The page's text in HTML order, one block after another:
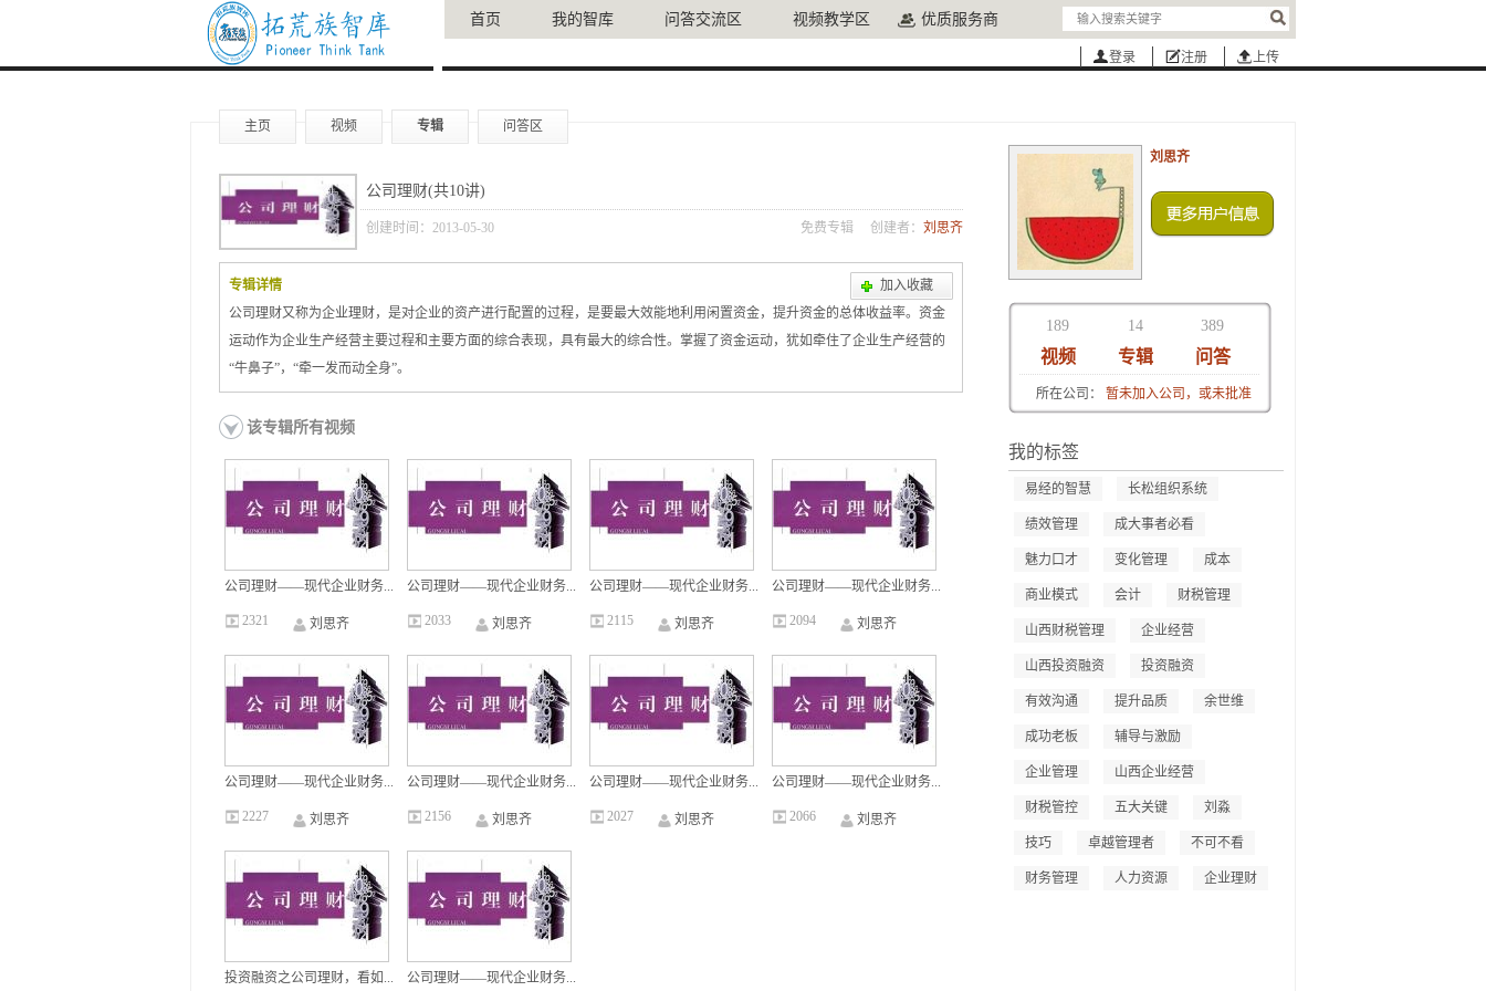
首页 我的智库 问答交流区 视频教学区 优质服务商
上传
注册
登录
主页 视频 专辑 问答区
公司理财(共10讲)
创建时间：2013-05-30 创建者： 刘思齐
免费专辑
加入收藏
专辑详情
公司理财又称为企业理财，是对企业的资产进行配置的过程，是要最大效能地利用闲置资金，提升资金的总体收益率。资金
运动作为企业生产经营主要过程和主要方面的综合表现，具有最大的综合性。掌握了资金运动，犹如牵住了企业生产经营的
“牛鼻子”，“牵一发而动全身”。
该专辑所有视频
公司理财——现代企业财务...
2321 刘思齐
公司理财——现代企业财务...
2033 刘思齐
公司理财——现代企业财务...
2115 刘思齐
公司理财——现代企业财务...
2094 刘思齐
公司理财——现代企业财务...
2227 刘思齐
公司理财——现代企业财务...
2156 刘思齐
公司理财——现代企业财务...
2027 刘思齐
公司理财——现代企业财务...
2066 刘思齐
投资融资之公司理财，看如... 公司理财——现代企业财务...
刘思齐
189
视频
14
专辑
389
问答
所在公司： 暂未加入公司，或未批准
我的标签
易经的智慧 长松组织系统
绩效管理 成大事者必看
魅力口才 变化管理 成本
商业模式 会计 财税管理
山西财税管理 企业经营
山西投资融资 投资融资
有效沟通 提升品质 余世维
成功老板 辅导与激励
企业管理 山西企业经营
财税管控 五大关键 刘淼
技巧 卓越管理者 不可不看
财务管理 人力资源 企业理财